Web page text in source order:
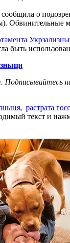
о
быть
Подписывайтесь
, растрата
текст и